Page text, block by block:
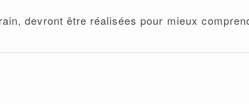
devront être réalisées pour mieux